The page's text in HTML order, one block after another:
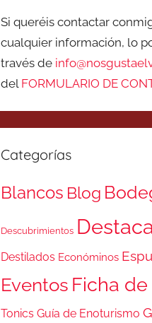
Si queréis contactar
cualquier información, lo
través de
del FORMULARIO DE
Categorías
Blancos Blog
Descubrimientos
Destilados Económinos
Eventos Ficha de
Tonics Guía de Enoturismo